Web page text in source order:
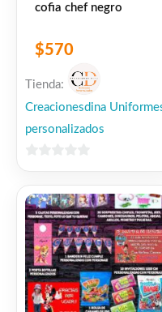
cofia chef negro
$570
Tienda:
Creacionesdina
personalizados
5